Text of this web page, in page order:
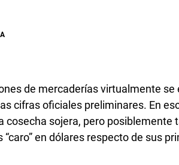
de mercaderías virtualmente se
cifras oficiales preliminares. En
cosecha sojera, pero posiblemente
en dólares respecto de sus